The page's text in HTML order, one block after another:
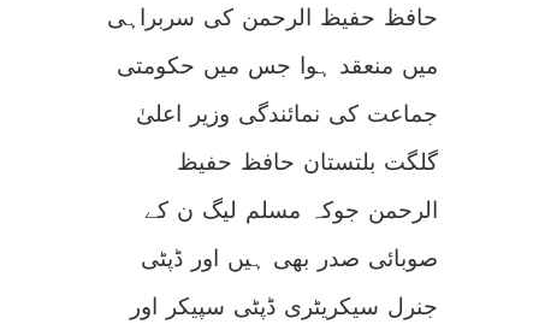
حافظ حفیظ الرحمن کی سربراہی
میں منعقد ہوا جس میں حکومتی
جماعت کی نمائندگی وزیر اعلیٰ
گلگت بلتستان حافظ حفیظ
الرحمن جوکہ مسلم لیگ ن کے
صوبائی صدر بھی ہیں اور ڈپٹی
جنرل سیکریٹری ڈپٹی سپیکر اور